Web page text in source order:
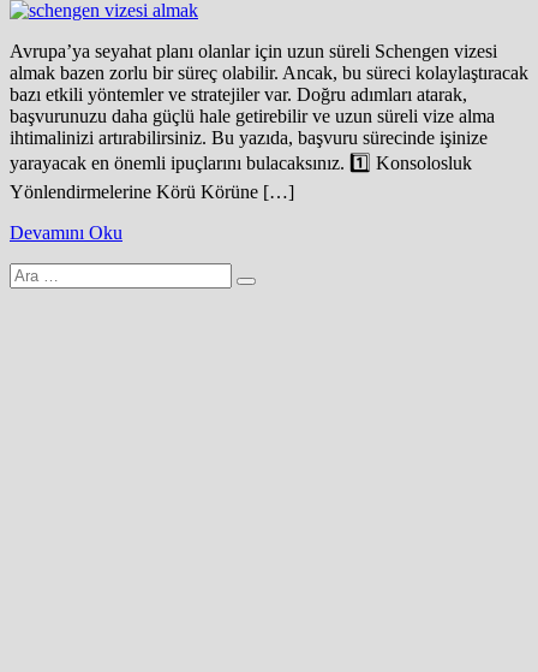
Avrupa’ya seyahat planı olanlar için uzun süreli Schengen vizesi
almak bazen zorlu bir süreç olabilir. Ancak, bu süreci kolaylaştıracak
bazı etkili yöntemler ve stratejiler var. Doğru adımları atarak,
başvurunuzu daha güçlü hale getirebilir ve uzun süreli vize alma
ihtimalinizi artırabilirsiniz. Bu yazıda, başvuru sürecinde işinize
yarayacak en önemli ipuçlarını bulacaksınız. 1️⃣ Konsolosluk
Yönlendirmelerine Körü Körüne […]
Devamını Oku
Arama
yap: